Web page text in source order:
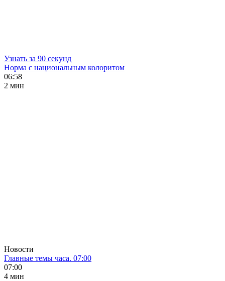
Узнать за 90 секунд
Норма с национальным колоритом
06:58
2 мин
Новости
Главные темы часа. 07:00
07:00
4 мин